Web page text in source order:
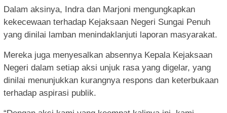
Dalam aksinya, Indra dan Marjoni mengungkapkan
kekecewaan terhadap Kejaksaan Negeri Sungai Penuh
yang dinilai lamban menindaklanjuti laporan masyarakat.
Mereka juga menyesalkan absennya Kepala Kejaksaan
Negeri dalam setiap aksi unjuk rasa yang digelar, yang
dinilai menunjukkan kurangnya respons dan keterbukaan
terhadap aspirasi publik.